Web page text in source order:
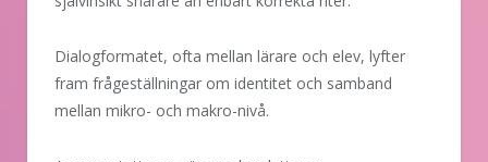
Dialogformatet, ofta mellan lärare och elev, lyfter
fram frågeställningar om identitet och samband
mellan mikro- och makro-nivå.